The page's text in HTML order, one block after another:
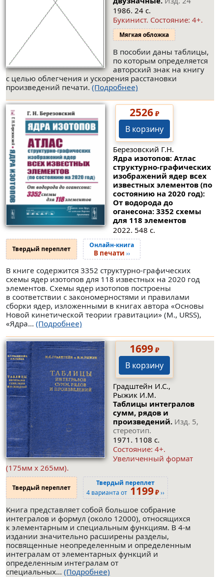
1986. 24 с.
Букинист. Состояние: 4+.
Мягкая обложка
В пособии даны таблицы,
по которым определяется
авторский знак на книгу
с целью облегчения и ускорения расстановки
произведений печати. (Подробнее)
2526₽
В корзину
Березовский Г.Н.
Ядра изотопов: Атлас
структурно-графических
изображений ядер всех
известных элементов (по
состоянию на 2020 год):
От водорода до
оганесона: 3352 схемы
для 118 элементов
2022. 548 с.
Твердый переплет Онлайн-книга
В печати ››
В книге содержится 3352 структурно-графических
схемы ядер изотопов для 118 известных на 2020 год
элементов. Схемы ядер изотопов построены
в соответствии с закономерностями и правилами
сборки ядер, изложенными в книгах автора «Основы
Новой кинетической теории гравитации» (М., URSS),
«Ядра... (Подробнее)
1699₽
В корзину
Градштейн И.С.,
Рыжик И.М.
Таблицы интегралов
сумм, рядов и
произведений. Изд. 5,
стереотип.
1971. 1108 с.
Состояние: 4+.
Увеличенный формат
(175мм x 265мм).
Твердый переплет
Твердый переплет
4 варианта от 1199₽››
Книга представляет собой большое собрание
интегралов и формул (около 12000), относящихся
к элементарным и специальным функциям. В 4-м
издании значительно расширены разделы,
посвященные неопределенным и определенным
интегралам от элементарных функций и
определенным интегралам от
специальных... (Подробнее)